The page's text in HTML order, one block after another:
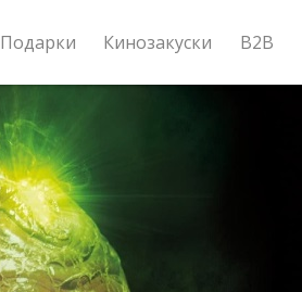
Подарки Кинозакуски B2B